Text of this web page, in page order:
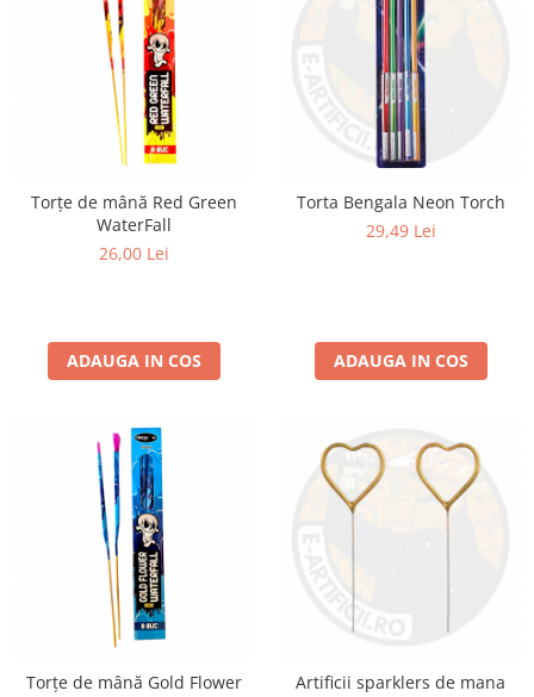
Torțe de mână Red Green
WaterFall
26,00 Lei
ADAUGA IN COS
Torta Bengala Neon Torch
29,49 Lei
ADAUGA IN COS
Torțe de mână Gold Flower
Artificii sparklers de mana